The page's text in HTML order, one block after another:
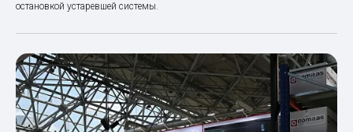
остановкой устаревшей системы.